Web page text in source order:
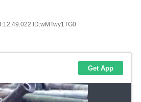
ID:wMTwy1TG0